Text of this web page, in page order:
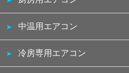
中温用エアコン
冷房専用エアコン